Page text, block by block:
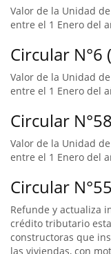
Valor de la Unidad
entre el 1 Enero del
Circular
Valor de la Unidad
entre el 1 Enero del
Circular
Valor de la Unidad
entre el 1 Enero del
Circular
Refunde y actualiza
crédito tributario
constructoras que
las viviendas, con